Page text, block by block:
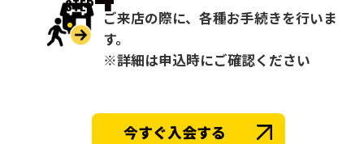
STEP
ご来店の際に、各種お手続きを行いま
す。
※詳細は申込時にご確認ください
今すぐ入会する